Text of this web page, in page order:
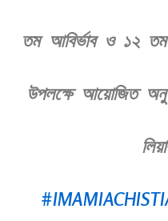
তম আবির্ভাব ও ১২ তম
উপলক্ষে আয়োজিত